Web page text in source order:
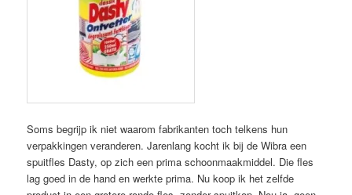
Soms begrijp ik niet waarom fabrikanten toch telkens hun
verpakkingen veranderen. Jarenlang kocht ik bij de Wibra een
spuitfles Dasty, op zich een prima schoonmaakmiddel. Die fles
lag goed in de hand en werkte prima. Nu koop ik het zelfde